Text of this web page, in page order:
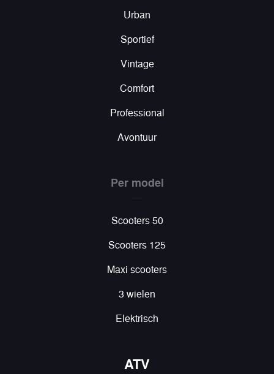
Urban
Sportief
Vintage
Comfort
Professional
Avontuur
Per model
Scooters 50
Scooters 125
Maxi scooters
3 wielen
Elektrisch
ATV